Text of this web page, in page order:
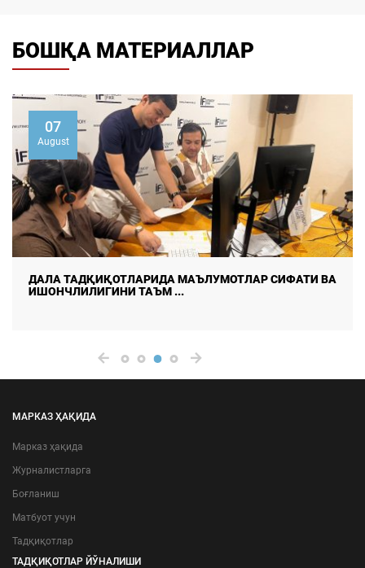
БОШҚА МАТЕРИАЛЛАР
ТАДҚИҚОТЛАРИДА МАЪЛУМОТЛАР СИФАТИ ВА
ТАЪМ ...
МАРКАЗ ҲАҚИДА
Марказ ҳақида
Журналистларга
Боғланиш
Матбуот учун
Тадқиқотлар
ТАДҚИҚОТЛАР ЙЎНАЛИШИ